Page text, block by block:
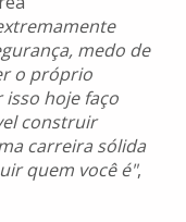
medo de
o próprio
isso hoje faço
construir
carreira sólida
quem você é",